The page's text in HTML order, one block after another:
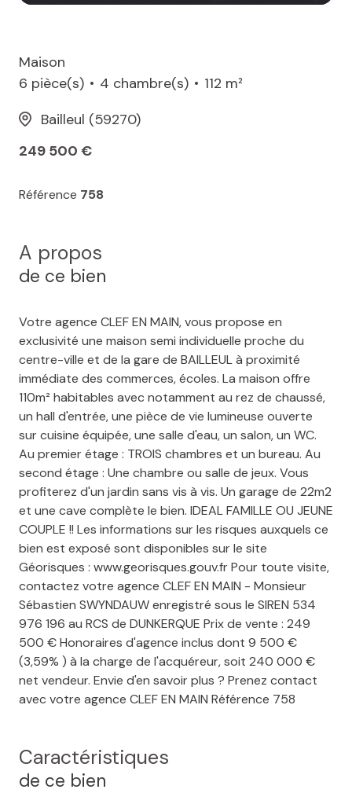
Maison
6 pièce(s)
4 chambre(s)
112 m²
Bailleul (59270)
249 500 €
Référence 758
A propos
de ce bien
Votre agence CLEF EN MAIN, vous propose en
exclusivité une maison semi individuelle proche du
centre-ville et de la gare de BAILLEUL à proximité
immédiate des commerces, écoles. La maison offre
110m² habitables avec notamment au rez de chaussé,
un hall d'entrée, une pièce de vie lumineuse ouverte
sur cuisine équipée, une salle d'eau, un salon, un WC.
Au premier étage : TROIS chambres et un bureau. Au
second étage : Une chambre ou salle de jeux. Vous
profiterez d'un jardin sans vis à vis. Un garage de 22m2
et une cave complète le bien. IDEAL FAMILLE OU JEUNE
COUPLE !! Les informations sur les risques auxquels ce
bien est exposé sont disponibles sur le site
Géorisques : www.georisques.gouv.fr Pour toute visite,
contactez votre agence CLEF EN MAIN - Monsieur
Sébastien SWYNDAUW enregistré sous le SIREN 534
976 196 au RCS de DUNKERQUE Prix de vente : 249
500 € Honoraires d'agence inclus dont 9 500 €
(3,59% ) à la charge de l'acquéreur, soit 240 000 €
net vendeur. Envie d'en savoir plus ? Prenez contact
avec votre agence CLEF EN MAIN Référence 758
Caractéristiques
de ce bien